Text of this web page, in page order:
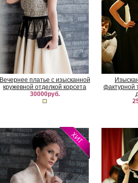
Вечернее платье с изысканной
кружевной отделкой корсета
30000руб.
фактурной